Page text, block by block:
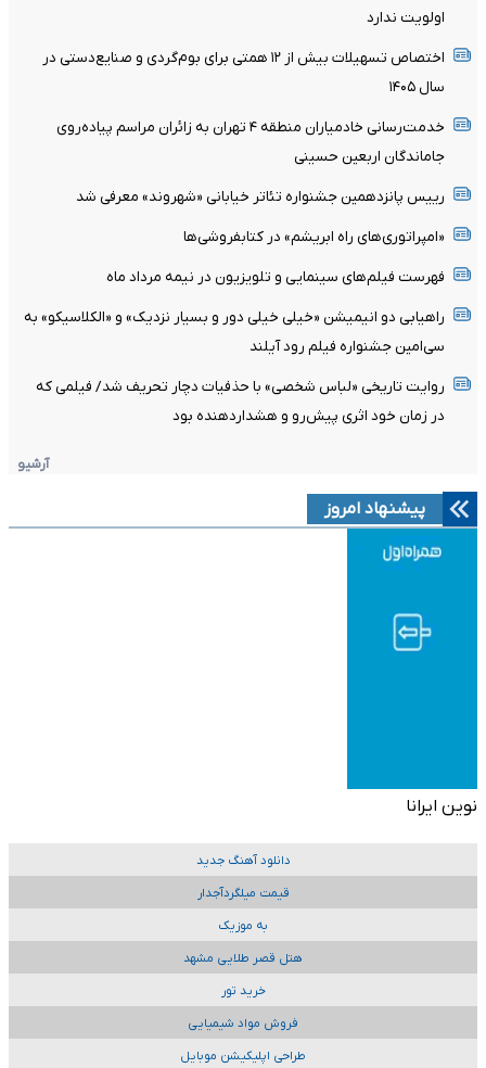
اولویت ندارد
اختصاص تسهیلات بیش از ۱۲ همتی برای بوم‌گردی و صنایع‌دستی در
سال ۱۴۰۵
خدمت‌رسانی خادمیاران منطقه ۴ تهران به زائران مراسم پیاده‌روی
جاماندگان اربعین حسینی
رییس پانزدهمین جشنواره تئاتر خیابانی «شهروند» معرفی شد
«امپراتوری‌های راه ابریشم» در کتابفروشی‌ها
فهرست فیلم‌های سینمایی و تلویزیون در نیمه مرداد ماه
راهیابی دو انیمیشن «خیلی خیلی دور و بسیار نزدیک» و «الکلاسیکو» به
سی‌امین جشنواره فیلم رود آیلند
روایت تاریخی «لباس شخصی» با حذفیات دچار تحریف شد/ فیلمی که
در زمان خود اثری پیش‌رو و هشداردهنده بود
آرشیو
پیشنهاد امروز
نوین ایرانا
دانلود آهنگ جدید
قیمت میلگردآجدار
به موزیک
هتل قصر طلایی مشهد
خرید تور
فروش مواد شیمیایی
طراحی اپلیکیشن موبایل